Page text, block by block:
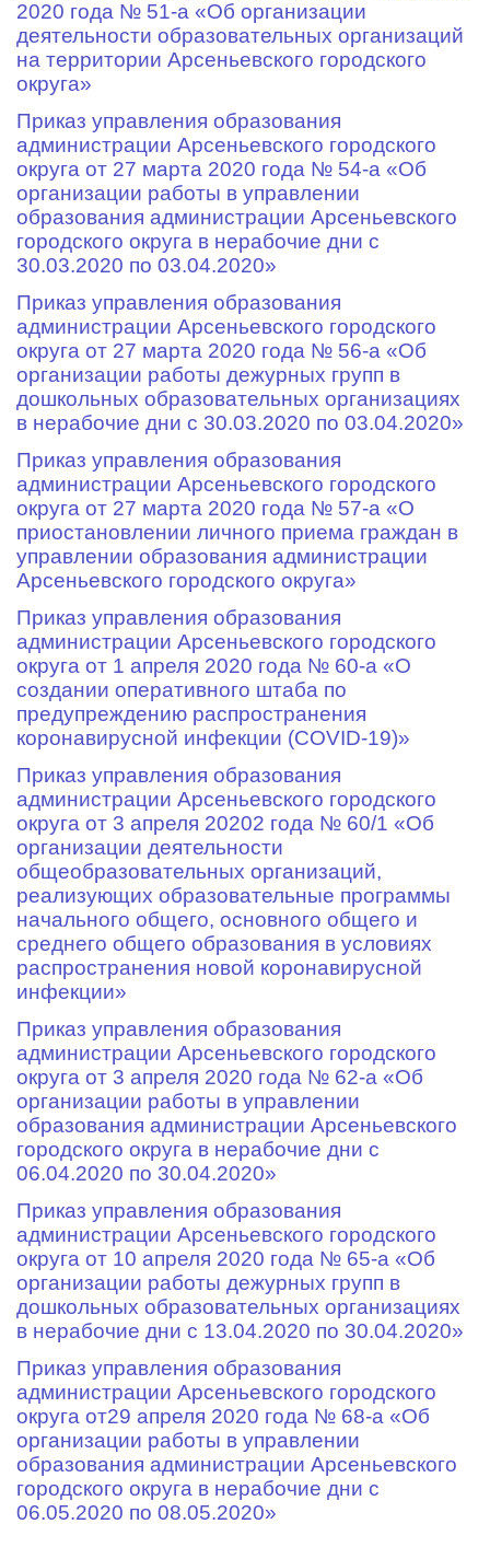
2020 года № 51-а «Об организации
деятельности образовательных организаций
на территории Арсеньевского городского
округа»
Приказ управления образования
администрации Арсеньевского городского
округа от 27 марта 2020 года № 54-а «Об
организации работы в управлении
образования администрации Арсеньевского
городского округа в нерабочие дни с
30.03.2020 по 03.04.2020»
Приказ управления образования
администрации Арсеньевского городского
округа от 27 марта 2020 года № 56-а «Об
организации работы дежурных групп в
дошкольных образовательных организациях
в нерабочие дни с 30.03.2020 по 03.04.2020»
Приказ управления образования
администрации Арсеньевского городского
округа от 27 марта 2020 года № 57-а «О
приостановлении личного приема граждан в
управлении образования администрации
Арсеньевского городского округа»
Приказ управления образования
администрации Арсеньевского городского
округа от 1 апреля 2020 года № 60-а «О
создании оперативного штаба по
предупреждению распространения
коронавирусной инфекции (COVID-19)»
Приказ управления образования
администрации Арсеньевского городского
округа от 3 апреля 20202 года № 60/1 «Об
организации деятельности
общеобразовательных организаций,
реализующих образовательные программы
начального общего, основного общего и
среднего общего образования в условиях
распространения новой коронавирусной
инфекции»
Приказ управления образования
администрации Арсеньевского городского
округа от 3 апреля 2020 года № 62-а «Об
организации работы в управлении
образования администрации Арсеньевского
городского округа в нерабочие дни с
06.04.2020 по 30.04.2020»
Приказ управления образования
администрации Арсеньевского городского
округа от 10 апреля 2020 года № 65-а «Об
организации работы дежурных групп в
дошкольных образовательных организациях
в нерабочие дни с 13.04.2020 по 30.04.2020»
Приказ управления образования
администрации Арсеньевского городского
округа от29 апреля 2020 года № 68-а «Об
организации работы в управлении
образования администрации Арсеньевского
городского округа в нерабочие дни с
06.05.2020 по 08.05.2020»